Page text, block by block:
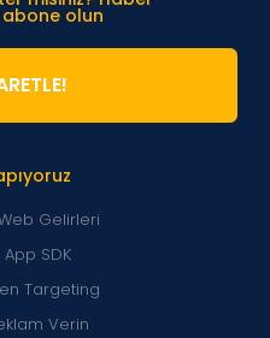
Gelirleri
SDK
Targeting
Verin
olun